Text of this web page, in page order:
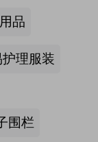
品
护理服装
围栏
，早鸟通道同
2026-07-23